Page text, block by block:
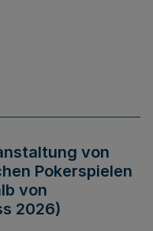
von
Pokerspielen
von
2026)